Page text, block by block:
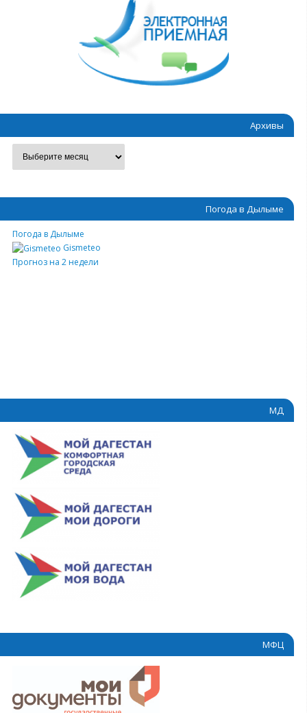
Архивы
Погода в Дылыме
Погода в Дылыме
Gismeteo
Прогноз на 2 недели
МД
МФЦ